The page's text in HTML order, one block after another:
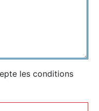
les conditions